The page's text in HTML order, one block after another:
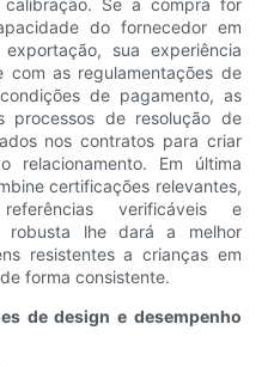
Se a compra for
do fornecedor em
sua experiência
com as regulamentações de
de pagamento, as
processos de resolução de
nos contratos para criar
relacionamento. Em última
certificações relevantes,
verificáveis ​​e
robusta lhe dará a melhor
resistentes a crianças em
forma consistente.
de design e desempenho